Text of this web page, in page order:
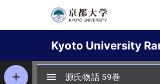
Kyoto University
navigation